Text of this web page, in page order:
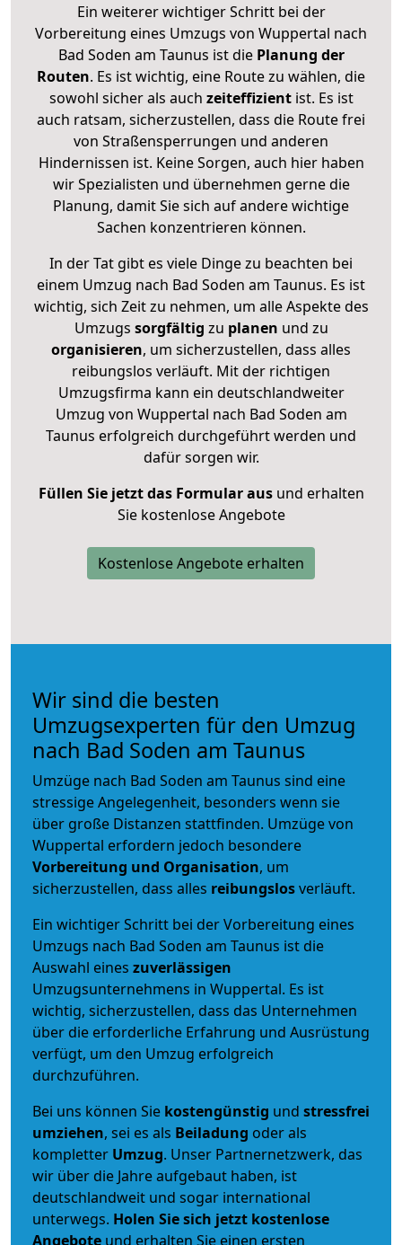
Ein weiterer wichtiger Schritt bei der
Vorbereitung eines Umzugs von Wuppertal nach
Bad Soden am Taunus ist diePlanung der
Routen. Es ist wichtig, eine Route zu wählen, die
sowohl sicher als auch zeiteffizientist. Es ist
auch ratsam, sicherzustellen, dass die Route frei
von Straßensperrungen und anderen
Hindernissen ist. Keine Sorgen, auch hier haben
wir Spezialisten und übernehmen gerne die
Planung, damit Sie sich auf andere wichtige
Sachen konzentrieren können.
In der Tat gibt es viele Dinge zu beachten bei
einem Umzug nach Bad Soden am Taunus. Es ist
wichtig, sich Zeit zu nehmen, um alle Aspekte des
Umzugs sorgfältig zu planen und zu
organisieren, um sicherzustellen, dass alles
reibungslos verläuft. Mit der richtigen
Umzugsfirma kann ein deutschlandweiter
Umzug von Wuppertal nach Bad Soden am
Taunus erfolgreich durchgeführt werden und
dafür sorgen wir.
Füllen Sie jetzt das Formular ausund erhalten
Sie kostenlose Angebote
Kostenlose Angebote erhalten
Wir sind die besten
Umzugsexperten für den Umzug
nach Bad Soden am Taunus
Umzüge nach Bad Soden am Taunus sind eine
stressige Angelegenheit, besonders wenn sie
über große Distanzen stattfinden. Umzüge von
Wuppertal erfordern jedoch besondere
Vorbereitung und Organisation, um
sicherzustellen, dass alles reibungslosverläuft.
Ein wichtiger Schritt bei der Vorbereitung eines
Umzugs nach Bad Soden am Taunus ist die
Auswahl eines zuverlässigen
Umzugsunternehmens in Wuppertal. Es ist
wichtig, sicherzustellen, dass das Unternehmen
über die erforderliche Erfahrung und Ausrüstung
verfügt, um den Umzug erfolgreich
durchzuführen.
Bei uns können Sie kostengünstig und stressfrei
umziehen, sei es als Beiladung oder als
kompletter Umzug. Unser Partnernetzwerk, das
wir über die Jahre aufgebaut haben, ist
deutschlandweit und sogar international
unterwegs. Holen Sie sich jetzt kostenlose
Angebote und erhalten Sie einen ersten